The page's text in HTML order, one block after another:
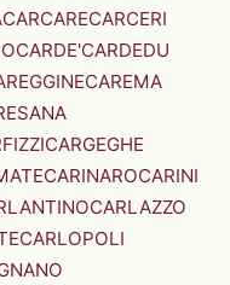
CARCARECARCERI
CARDE'CARDEDU
CAREMA
CARGEGHE
CARINAROCARINI
CARLAZZO
CARLOPOLI